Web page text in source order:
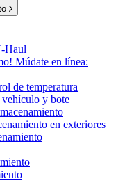
Haul
Múdate en línea:
de temperatura
y bote
en exteriores